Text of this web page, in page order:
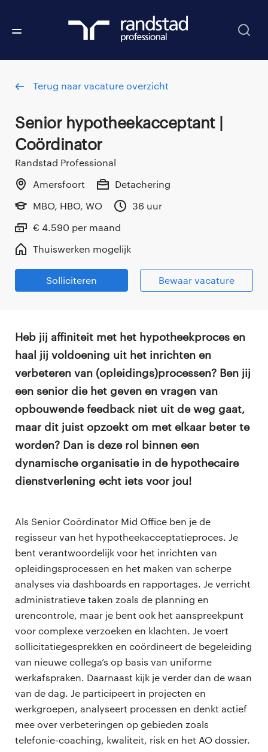
Terug naar vacature overzicht
Senior hypotheekacceptant |
Coördinator
Randstad Professional
Amersfoort
Detachering
MBO, HBO, WO
36 uur
€ 4.590 per maand
Thuiswerken mogelijk
Solliciteren Bewaar vacature
Heb jij affiniteit met het hypotheekproces en
haal jij voldoening uit het inrichten en
verbeteren van (opleidings)processen? Ben jij
een senior die het geven en vragen van
opbouwende feedback niet uit de weg gaat,
maar dit juist opzoekt om met elkaar beter te
worden? Dan is deze rol binnen een
dynamische organisatie in de hypothecaire
dienstverlening echt iets voor jou!
Als Senior Coördinator Mid Office ben je de
regisseur van het hypotheekacceptatieproces. Je
bent verantwoordelijk voor het inrichten van
opleidingsprocessen en het maken van scherpe
analyses via dashboards en rapportages. Je verricht
administratieve taken zoals de planning en
urencontrole, maar je bent ook het aanspreekpunt
voor complexe verzoeken en klachten. Je voert
sollicitatiegesprekken en coördineert de begeleiding
van nieuwe collega’s op basis van uniforme
werkafspraken. Daarnaast kijk je verder dan de waan
van de dag. Je participeert in projecten en
werkgroepen, analyseert processen en denkt actief
mee over verbeteringen op gebieden zoals
telefonie-coaching, kwaliteit, risk en het AO dossier.